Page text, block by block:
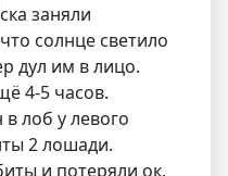
заняли
солнце светило
дул им в лицо.
4-5 часов.
лоб у левого
2 лошади.
и потеряли ок.